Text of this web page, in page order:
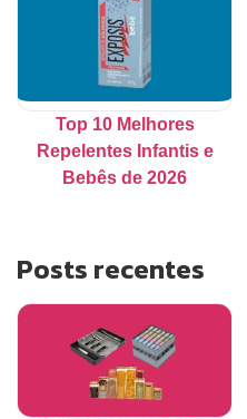
Top 10 Melhores
Repelentes Infantis e
Bebês de 2026
Posts recentes